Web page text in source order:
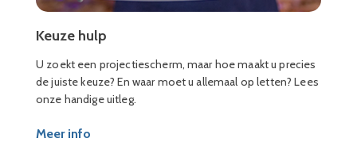
Keuze hulp
U zoekt een projectiescherm, maar hoe maakt u precies
de juiste keuze? En waar moet u allemaal op letten? Lees
onze handige uitleg.
Meer info